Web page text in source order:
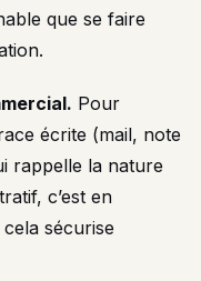
que se faire
Pour
écrite (mail, note
rappelle la nature
c’est en
sécurise